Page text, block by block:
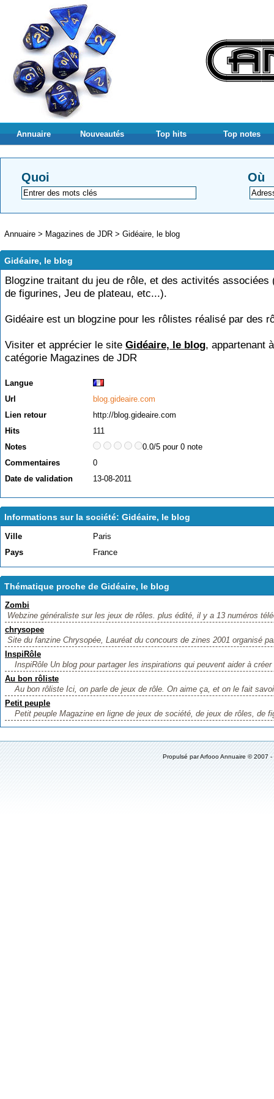
Annuaire Nouveautés Top hits Top notes
Quoi Où
Annuaire > Magazines de JDR > Gidéaire, le blog
Gidéaire, le blog
Blogzine traitant du jeu de rôle, et des activités associées
de figurines, Jeu de plateau, etc...).
Gidéaire est un blogzine pour les rôlistes réalisé par des
Visiter et apprécier le site Gidéaire, le blog, appartenant
catégorie Magazines de JDR
Langue
Url
blog.gideaire.com
Lien retour
http://blog.gideaire.com
Hits
111
Notes
0.0/5 pour 0 note
Commentaires
0
Date de validation
13-08-2011
Informations sur la société: Gidéaire, le blog
Ville
Paris
Pays
France
Thématique proche de Gidéaire, le blog
Zombi
Webzine généraliste sur les jeux de rôles. plus édité, il y a 13 numéros
chrysopee
Site du fanzine Chrysopée, Lauréat du concours de zines 2001 organisé
InspiRôle
InspiRôle Un blog pour partager les inspirations qui peuvent aider à
Au bon rôliste
Au bon rôliste Ici, on parle de jeux de rôle. On aime ça, et on le fait
Petit peuple
Petit peuple Magazine en ligne de jeux de société, de jeux de rôles, de
Propulsé parArfooo Annuaire © 2007